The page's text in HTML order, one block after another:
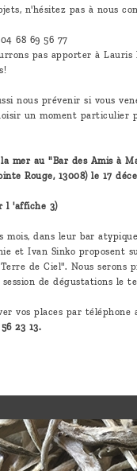
n'hésitez pas à nous
68 69 56 77
pas apporter à Lauris
nous prévenir si vous
un moment particulier
mer au "Bar des Amis à
Rouge, 13008) le 17
l 'affiche 3)
mois, dans leur bar
et Ivan Sinko proposent
de Ciel". Nous serons
de dégustations le
vos places par téléphone
23 13.